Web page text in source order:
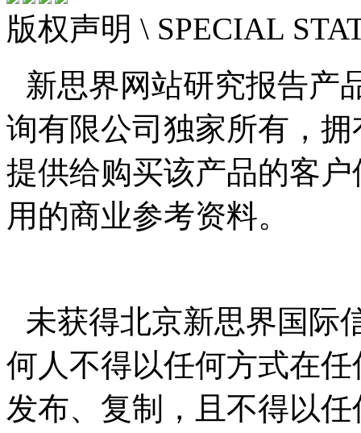
版权声明 \ SPECIAL
新思界网站研究报告产
询有限公司独家所有，
提供给购买该产品的客
用的商业参考资料。
未获得北京新思界国际
何人不得以任何方式在
发布、复制，且不得以